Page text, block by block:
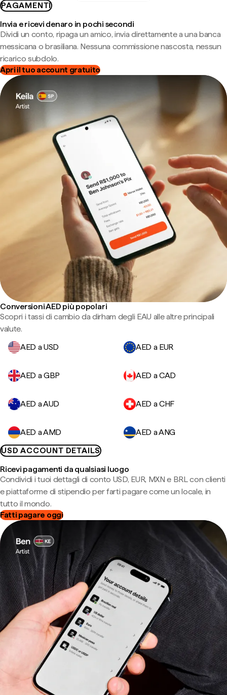
PAGAMENTI
Invia e ricevi denaro in pochi secondi
Dividi un conto, ripaga un amico, invia direttamente a una banca
messicana o brasiliana. Nessuna commissione nascosta, nessun
ricarico subdolo.
Apri il tuo account gratuito
Conversioni AED più popolari
Scopri i tassi di cambio da dirham degli EAU alle altre principali
valute.
AED a USD
AED a EUR
AED a GBP AED a CAD
AED a AUD AED a CHF
AED a AMD
AED a ANG
USD ACCOUNT DETAILS
Ricevi pagamenti da qualsiasi luogo
Condividi i tuoi dettagli di conto USD, EUR, MXN e BRL con clienti
e piattaforme di stipendio per farti pagare come un locale, in
tutto il mondo.
Fatti pagare oggi